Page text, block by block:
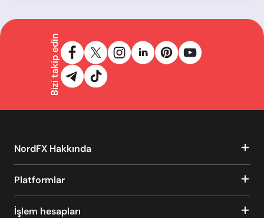
Bizi takip edin
NordFX Hakkında
Platformlar
İşlem hesapları